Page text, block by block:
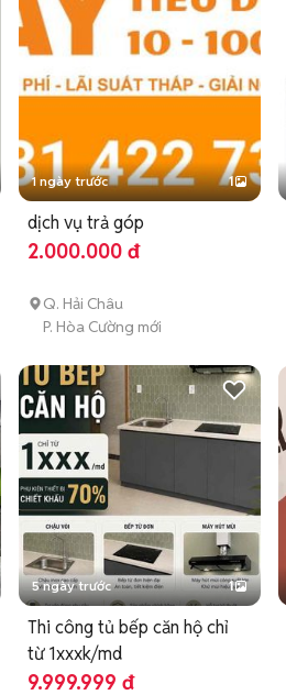
1 ngày trước 1
dịch vụ trả góp
2.000.000 đ
Q. Hải Châu
P. Hòa Cường mới
5 ngày trước 1
Thi công tủ bếp căn hộ chỉ
từ 1xxxk/md
9.999.999 đ